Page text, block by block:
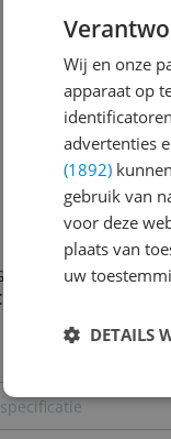
nu
82,99
Wij en onze
apparaat op
advertenties
(1892)
gebruik van
voor deze
plaats van
uw
DETAILS